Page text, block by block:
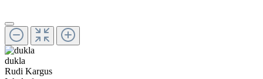
dukla
Rudi Kargus